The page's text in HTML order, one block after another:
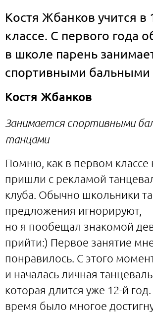
Костя Жбанков учится в
классе. С первого года
в школе парень
спортивными бальными
Костя Жбанков
Занимается спортивными
танцами
Помню, как в первом классе
пришли с рекламой
клуба. Обычно школьники
предложения игнорируют,
но я пообещал знакомой
прийти:) Первое занятие
понравилось. С этого
и началась личная
которая длится уже 12-й год.
время было многое